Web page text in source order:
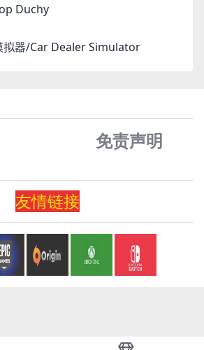
Duchy
拟器/Car Dealer Simulator
免责声明
友情链接